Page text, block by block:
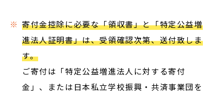
寄付金控除に必要な「領収書」と「特定公益増
進法人証明書」は、受領確認次第、送付致しま
す。
ご寄付は「特定公益増進法人に対する寄付
金」、または日本私立学校振興・共済事業団を